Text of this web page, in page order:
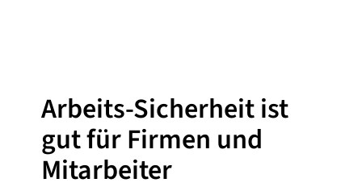
Arbeits-Sicherheit ist
gut für Firmen und
Mitarbeiter